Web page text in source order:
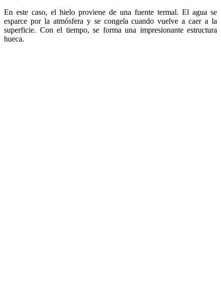
En este caso, el hielo proviene de una fuente termal. El agua se
esparce por la atmósfera y se congela cuando vuelve a caer a la
superficie. Con el tiempo, se forma una impresionante estructura
hueca.